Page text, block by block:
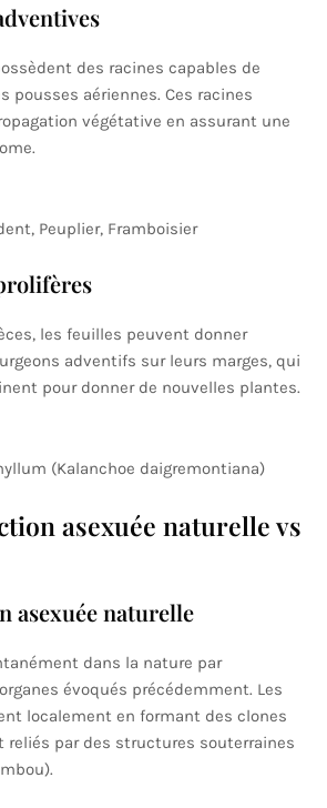
des racines capables de
pousses aériennes. Ces racines
végétative en assurant une
Peuplier, Framboisier
les feuilles peuvent donner
adventifs sur leurs marges, qui
pour donner de nouvelles plantes.
(Kalanchoe daigremontiana)
asexuée naturelle vs
asexuée naturelle
dans la nature par
évoqués précédemment. Les
localement en formant des clones
reliés par des structures souterraines